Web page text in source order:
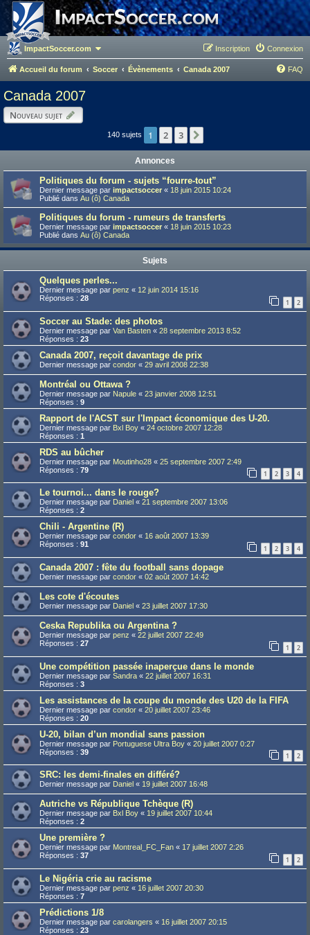
ImpactSoccer.com Connexion
Inscription
Accueil du forum Soccer Évènements Canada 2007 FAQ
Canada 2007
Nouveau sujet
140 sujets 1 2 3
Annonces
Politiques du forum - sujets “fourre-tout”
Dernier message par impactsoccer « 18 juin 2015 10:24
Publié dans Au (ô) Canada
Politiques du forum - rumeurs de transferts
Dernier message par impactsoccer « 18 juin 2015 10:23
Publié dans Au (ô) Canada
Sujets
Quelques perles...
Dernier message par penz « 12 juin 2014 15:16
Réponses : 28 1 2
Soccer au Stade: des photos
Dernier message par Van Basten « 28 septembre 2013 8:52
Réponses : 23
Canada 2007, reçoit davantage de prix
Dernier message par condor « 29 avril 2008 22:38
Montréal ou Ottawa ?
Dernier message par Napule « 23 janvier 2008 12:51
Réponses : 9
Rapport de l'ACST sur l'Impact économique des U-20.
Dernier message par Bxl Boy « 24 octobre 2007 12:28
Réponses : 1
RDS au bûcher
Dernier message par Moutinho28 « 25 septembre 2007 2:49
Réponses : 79 1 2 3 4
Le tournoi... dans le rouge?
Dernier message par Daniel « 21 septembre 2007 13:06
Réponses : 2
Chili - Argentine (R)
Dernier message par condor « 16 août 2007 13:39
Réponses : 91 1 2 3 4
Canada 2007 : fête du football sans dopage
Dernier message par condor « 02 août 2007 14:42
Les cote d'écoutes
Dernier message par Daniel « 23 juillet 2007 17:30
Ceska Republika ou Argentina ?
Dernier message par penz « 22 juillet 2007 22:49
Réponses : 27 1 2
Une compétition passée inaperçue dans le monde
Dernier message par Sandra « 22 juillet 2007 16:31
Réponses : 3
Les assistances de la coupe du monde des U20 de la FIFA
Dernier message par condor « 20 juillet 2007 23:46
Réponses : 20
U-20, bilan d’un mondial sans passion
Dernier message par Portuguese Ultra Boy « 20 juillet 2007 0:27
Réponses : 39 1 2
SRC: les demi-finales en différé?
Dernier message par Daniel « 19 juillet 2007 16:48
Autriche vs République Tchèque (R)
Dernier message par Bxl Boy « 19 juillet 2007 10:44
Réponses : 2
Une première ?
Dernier message par Montreal_FC_Fan « 17 juillet 2007 2:26
Réponses : 37 1 2
Le Nigéria crie au racisme
Dernier message par penz « 16 juillet 2007 20:30
Réponses : 7
Prédictions 1/8
Dernier message par carolangers « 16 juillet 2007 20:15
Réponses : 23